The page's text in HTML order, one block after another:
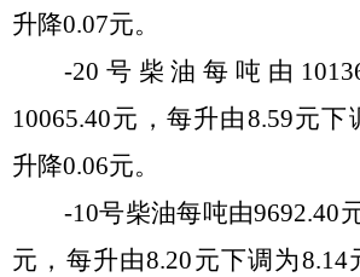
升降0.07元。
-20号柴油每吨由
10065.40元，每升由8.59元下
升降0.06元。
-10号柴油每吨由9692.40
元，每升由8.20元下调 为8.14